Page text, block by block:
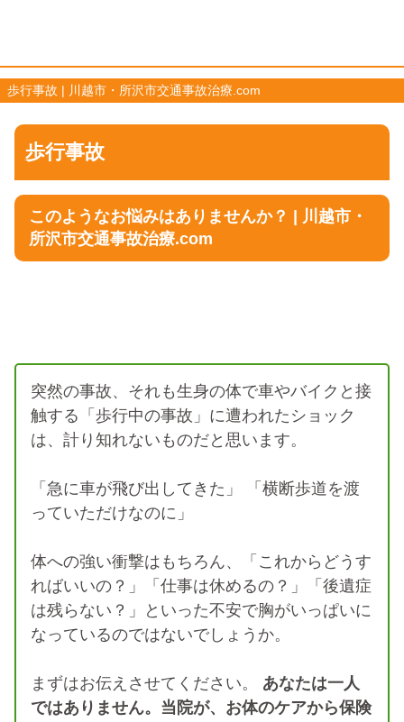
歩行事故 | 川越市・所沢市交通事故治療.com
歩行事故
このようなお悩みはありませんか？ | 川越市・
所沢市交通事故治療.com
突然の事故、それも生身の体で車やバイクと接
触する「歩行中の事故」に遭われたショック
は、計り知れないものだと思います。
「急に車が飛び出してきた」 「横断歩道を渡
っていただけなのに」
体への強い衝撃はもちろん、「これからどうす
ればいいの？」「仕事は休めるの？」「後遺症
は残らない？」といった不安で胸がいっぱいに
なっているのではないでしょうか。
まずはお伝えさせてください。 あなたは一人
ではありません。当院が、お体のケアから保険